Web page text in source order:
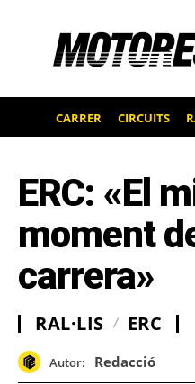
CARRER CIRCUITS
ERC: «El
moment
carrera»
RAL·LIS ERC
Autor: Redacció